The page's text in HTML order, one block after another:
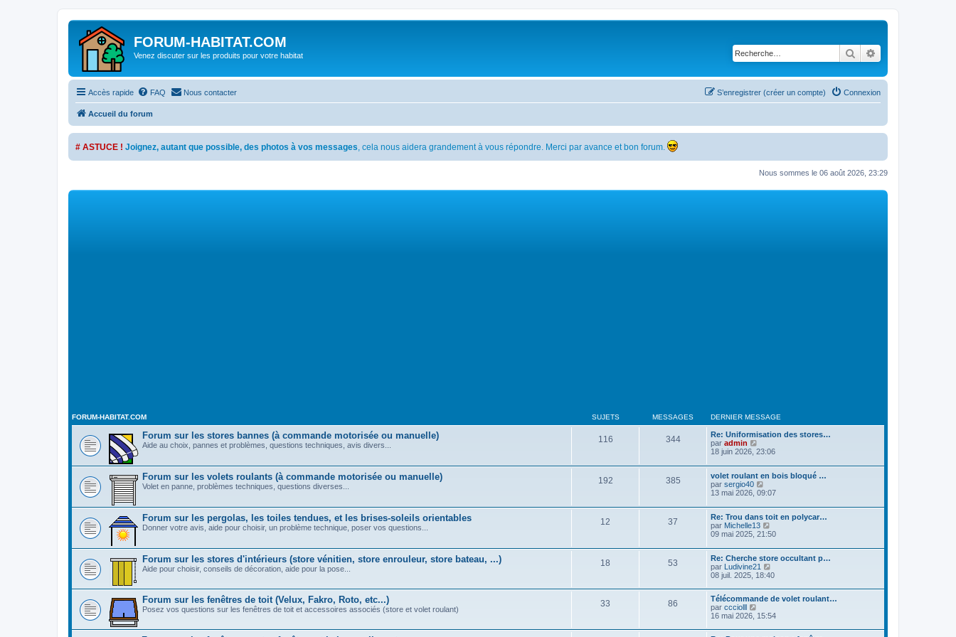
FORUM-HABITAT.COM
Venez discuter sur les produits pour votre habitat Rechercher
Accès rapide FAQ Nous contacter Connexion
S’enregistrer (créer un compte)
Accueil du forum
# ASTUCE ! Joignez, autant que possible, des photos à vos messages, cela nous aidera grandement à vous répondre. Merci par avance et bon forum.
Nous sommes le 06 août 2026, 23:29
FORUM-HABITAT.COM SUJETS MESSAGES DERNIER MESSAGE
Forum sur les stores bannes (à commande motorisée ou manuelle)
Aide au choix, pannes et problèmes, questions techniques, avis divers...
116 344
Re: Uniformisation des stores…
par admin
o
r
l
e
d
r
n
i
e
e
s
s
a
g
e
18 juin 2026, 23:06
Forum sur les volets roulants (à commande motorisée ou manuelle)
Volet en panne, problèmes techniques, questions diverses...
192 385
volet roulant en bois bloqué …
par sergio40
o
r
l
e
d
r
n
i
e
e
s
s
a
13 mai 2026, 09:07
Forum sur les pergolas, les toiles tendues, et les brises-soleils orientables
Donner votre avis, aide pour choisir, un problème technique, poser vos questions...
12 37
Re: Trou dans toit en polycar…
par Michelle13
o
r
l
d
r
n
e
09 mai 2025, 21:50
Forum sur les stores d'intérieurs (store vénitien, store enrouleur, store bateau, ...)
Aide pour choisir, conseils de décoration, aide pour la pose...
18 53
Re: Cherche store occultant p…
par Ludivine21
o
r
l
d
08 juil. 2025, 18:40
Forum sur les fenêtres de toit (Velux, Fakro, Roto, etc...)
Posez vos questions sur les fenêtres de toit et accessoires associés (store et volet roulant)
33 86
Télécommande de volet roulant…
par ccciolll
o
r
16 mai 2026, 15:54